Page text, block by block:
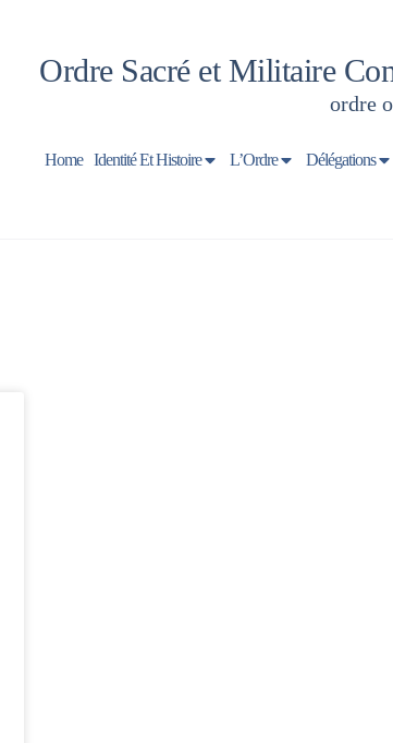
Ordre Sacré et Militaire
ordre
Home Identité Et Histoire L’Ordre Délégations